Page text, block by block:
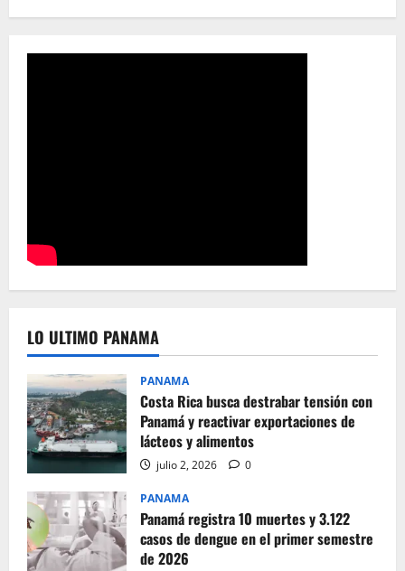
LO ULTIMO PANAMA
PANAMA
Costa Rica busca destrabar tensión con
Panamá y reactivar exportaciones de
lácteos y alimentos
julio 2, 2026 0
PANAMA
Panamá registra 10 muertes y 3.122
casos de dengue en el primer semestre
de 2026